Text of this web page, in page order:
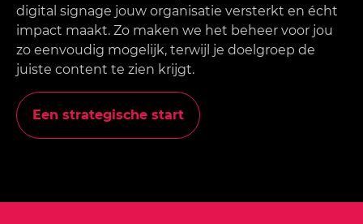
digital signage jouw organisatie versterkt en écht
impact maakt. Zo maken we het beheer voor jou
zo eenvoudig mogelijk, terwijl je doelgroep de
juiste content te zien krijgt.
Een strategische start